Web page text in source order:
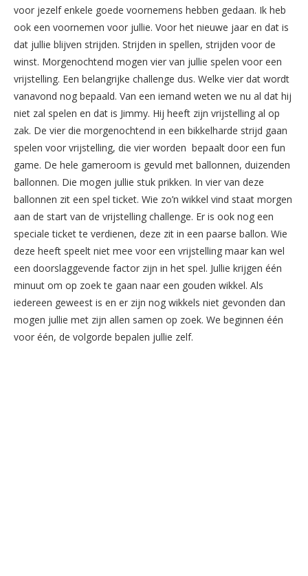
voor jezelf enkele goede voornemens hebben gedaan. Ik heb
ook een voornemen voor jullie. Voor het nieuwe jaar en dat is
dat jullie blijven strijden. Strijden in spellen, strijden voor de
winst. Morgenochtend mogen vier van jullie spelen voor een
vrijstelling. Een belangrijke challenge dus. Welke vier dat wordt
vanavond nog bepaald. Van een iemand weten we nu al dat hij
niet zal spelen en dat is Jimmy. Hij heeft zijn vrijstelling al op
zak. De vier die morgenochtend in een bikkelharde strijd gaan
spelen voor vrijstelling, die vier worden bepaalt door een fun
game. De hele gameroom is gevuld met ballonnen, duizenden
ballonnen. Die mogen jullie stuk prikken. In vier van deze
ballonnen zit een spel ticket. Wie zo’n wikkel vind staat morgen
aan de start van de vrijstelling challenge. Er is ook nog een
speciale ticket te verdienen, deze zit in een paarse ballon. Wie
deze heeft speelt niet mee voor een vrijstelling maar kan wel
een doorslaggevende factor zijn in het spel. Jullie krijgen één
minuut om op zoek te gaan naar een gouden wikkel. Als
iedereen geweest is en er zijn nog wikkels niet gevonden dan
mogen jullie met zijn allen samen op zoek. We beginnen één
voor één, de volgorde bepalen jullie zelf.